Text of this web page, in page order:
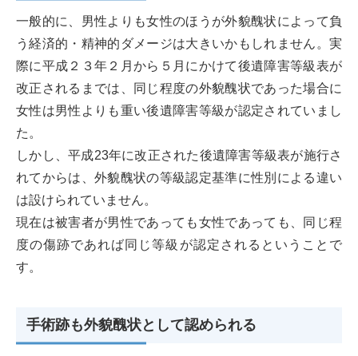
一般的に、男性よりも女性のほうが外貌醜状によって負
う経済的・精神的ダメージは大きいかもしれません。実
際に平成２３年２月から５月にかけて後遺障害等級表が
改正されるまでは、同じ程度の外貌醜状であった場合に
女性は男性よりも重い後遺障害等級が認定されていまし
た。
しかし、平成23年に改正された後遺障害等級表が施行さ
れてからは、外貌醜状の等級認定基準に性別による違い
は設けられていません。
現在は被害者が男性であっても女性であっても、同じ程
度の傷跡であれば同じ等級が認定されるということで
す。
手術跡も外貌醜状として認められる